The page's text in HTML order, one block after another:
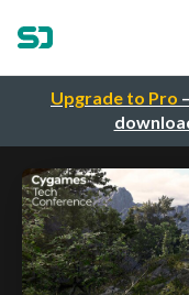
Upgrade to Pro